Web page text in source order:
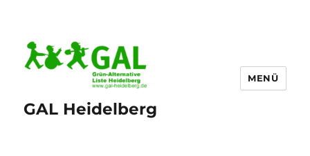
GAL Heidelberg
MENÜ